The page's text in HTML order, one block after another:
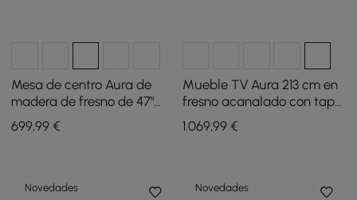
Mesa de centro Aura de
madera de fresno de 47"
con listones y superficie de
piedra sinterizada
699,99 €
Mueble TV Aura 213 cm en
fresno acanalado con tapa
de piedra sinterizada y luz
LED - blanco lavado
1.069,99€
Novedades Novedades